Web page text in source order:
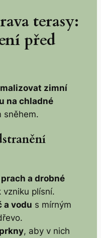
terasy:
před
zimní
na chladné
sněhem.
a drobné
plísní.
a vodu s mírným
, aby v nich